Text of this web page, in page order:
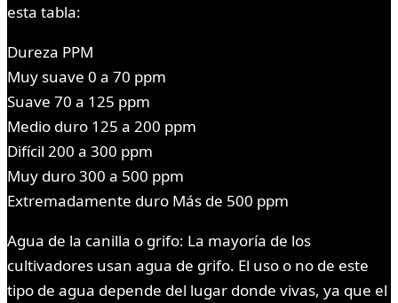
esta tabla:
Dureza PPM
Muy suave 0 a 70 ppm
Suave 70 a 125 ppm
Medio duro 125 a 200 ppm
Difícil 200 a 300 ppm
Muy duro 300 a 500 ppm
Extremadamente duro Más de 500 ppm
Agua de la canilla o grifo: La mayoría de los
cultivadores usan agua de grifo. El uso o no de este
tipo de agua depende del lugar donde vivas, ya que el